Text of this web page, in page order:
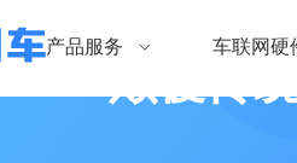
产品服务 车联网硬